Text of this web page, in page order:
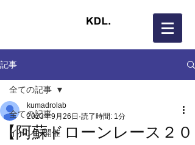
記事
全ての記事
イベント開催
全ての記事
【阿蘇ドローンレース２０
kumadrolab
2023年9月26日 読了時間: 1分